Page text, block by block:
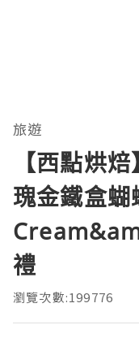
旅遊
【西點烘
瑰金鐵盒
禮
瀏覽次數:199776